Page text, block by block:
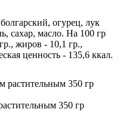
огурец, лук
сахар, масло. На 100 гр
жиров - 10,1 гр.,
ценность - 135,6 ккал.
350 гр